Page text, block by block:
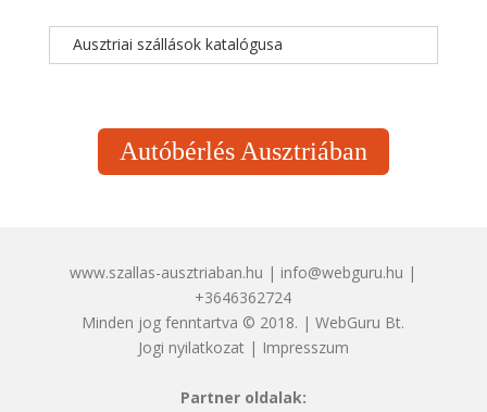
Ausztriai szállások katalógusa
Autóbérlés Ausztriában
www.szallas-ausztriaban.hu | info@webguru.hu |
+3646362724
Minden jog fenntartva © 2018. | WebGuru Bt.
Jogi nyilatkozat| Impresszum
Partner oldalak: